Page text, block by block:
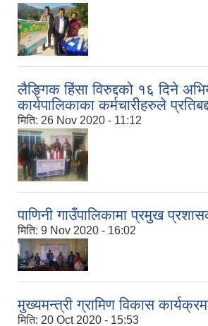
लैङ्गिक हिंसा विरुद्दको १६ दिने
कार्यपालिकाका कर्मचारीहरुले
मिति: 26 Nov 2020 - 11:12
पाणिनी गाउँपालिकामा प्रमुख
मिति: 9 Nov 2020 - 16:02
मुख्यमन्त्री ग्रामिण विकास
मिति: 20 Oct 2020 - 15:53